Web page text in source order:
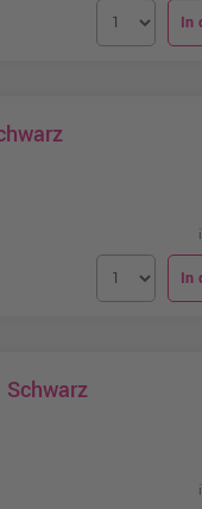
In
In
Schwarz